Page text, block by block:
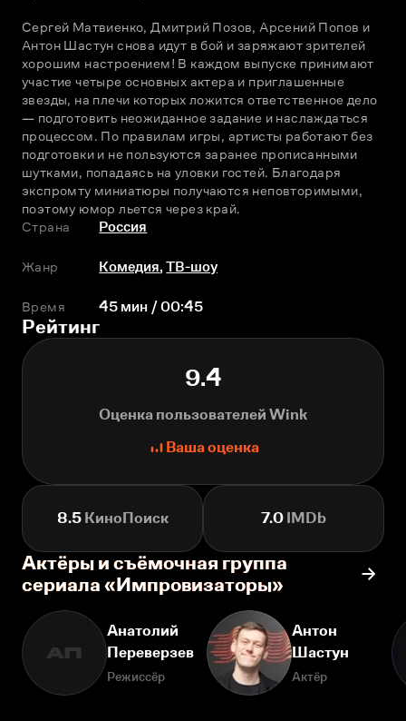
Сергей Матвиенко, Дмитрий Позов, Арсений Попов и
Антон Шастун снова идут в бой и заряжают зрителей
хорошим настроением! В каждом выпуске принимают
участие четыре основных актера и приглашенные
звезды, на плечи которых ложится ответственное дело
— подготовить неожиданное задание и наслаждаться
процессом. По правилам игры, артисты работают без
подготовки и не пользуются заранее прописанными
шутками, попадаясь на уловки гостей. Благодаря
экспромту миниатюры получаются неповторимыми,
поэтому юмор льется через край.
Страна
Россия
Жанр Комедия,ТВ-шоу
Время 45 мин / 00:45
Рейтинг
9.4
Оценка пользователей Wink
Ваша оценка
8.5КиноПоиск 7.0 IMDb
Актёры и съёмочная группа
сериала «Импровизаторы»
АП
Анатолий
Переверзев
Режиссёр
Антон
Шастун
Актёр